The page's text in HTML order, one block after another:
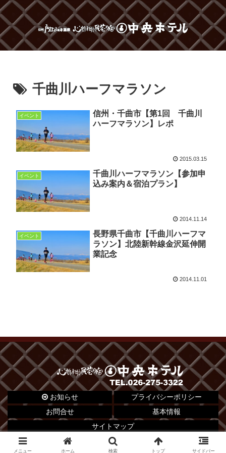
千曲川ハーフマラソン
イベント
信州・千曲市【第1回 千曲川
ハーフマラソン】レポ
2015.03.15
イベント
千曲川ハーフマラソン【参加申
込み案内＆宿泊プラン】
2014.11.14
イベント
長野県千曲市【千曲川ハーフマ
ラソン】北陸新幹線金沢延伸開
業記念
2014.11.01
お知らせ
プライバシーポリシー
お問合せ
基本情報
サイトマップ
© 2012 心がふれあう民芸の宿 中央ホテル.
メニュー ホーム 検索 トップ サイドバー